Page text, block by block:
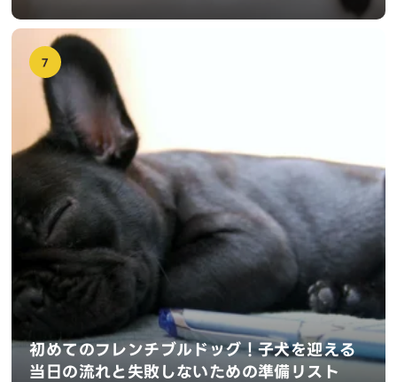
7
初めてのフレンチブルドッグ！子犬を迎える
当日の流れと失敗しないための準備リスト